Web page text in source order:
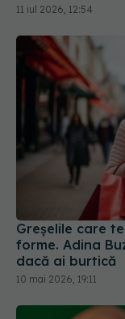
11 iul 2026, 12:54
Greșelile care
forme. Adina
dacă ai burtică
10 mai 2026, 19:11